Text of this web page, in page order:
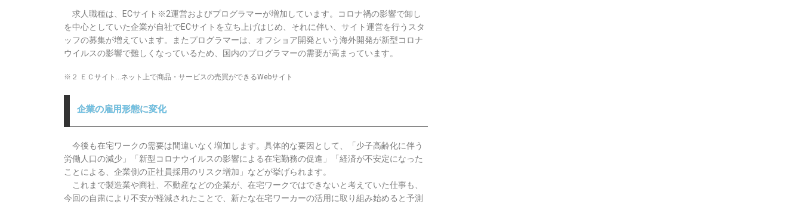
求人職種は、ECサイト※2運営およびプログラマーが増加しています。
コロナ禍の影響で卸し
を中心としていた企業が自社でECサイトを立ち上げはじめ、それに伴い、サイト運営を行うスタ
ッフの募集が増えています。またプログラマーは、オフショア開発という海外開発が新型コロナ
ウイルスの影響で難しくなっているため、国内のプログラマーの需要が高まっています。
※２ ＥＣサイト…ネット上で商品・サービスの売買ができるWebサイト
企業の雇用形態に変化
今後も在宅ワークの需要は間違いなく増加します。具体的な要因として、「少子高齢化に伴う
労働人口の減少」「新型コロナウイルスの影響による在宅勤務の促進」「経済が不安定になった
ことによる、企業側の正社員採用のリスク増加」などが挙げられます。
これまで製造業や商社、不動産などの企業が、在宅ワークではできないと考えていた仕事も、
今回の自粛により不安が軽減されたことで、新たな在宅ワーカーの活用に取り組み始めると予測